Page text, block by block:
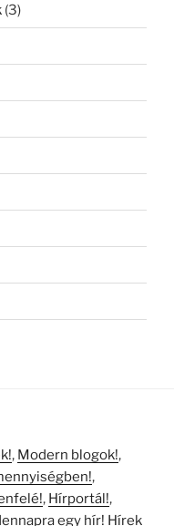
(3)
, Modern blogok!,
,
, Hírportál!,
egy hír! Hírek